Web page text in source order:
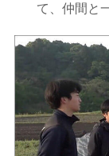
て、仲間と